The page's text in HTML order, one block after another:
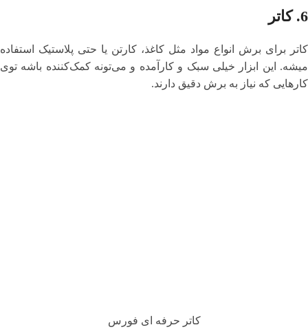
6. کاتر
کاتر برای برش انواع مواد مثل کاغذ، کارتن یا حتی پلاستیک استفاده
میشه. این ابزار خیلی سبک و کارآمده و می‌تونه کمک‌کننده باشه توی
کارهایی که نیاز به برش دقیق دارند.
کاتر حرفه ای فورس